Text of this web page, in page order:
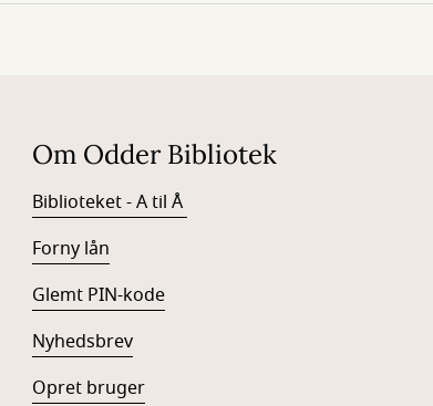
Om Odder Bibliotek
Biblioteket - A til Å
Forny lån
Glemt PIN-kode
Nyhedsbrev
Opret bruger